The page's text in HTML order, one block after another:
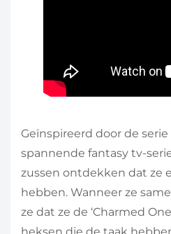
Geïnspireerd door de
spannende fantasy tv-
zussen ontdekken dat ze
hebben. Wanneer ze
ze dat ze de ‘Charmed